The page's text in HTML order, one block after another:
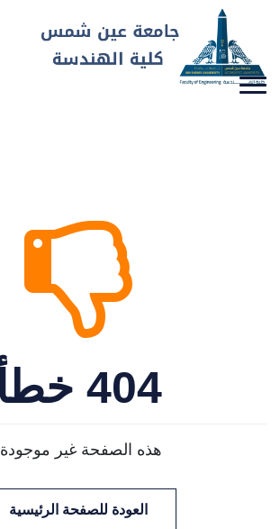
404 خطأ
هذه الصفحة غير
العودة للصفحة الرئيسية